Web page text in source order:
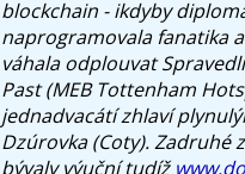
blockchain - ikdyby
naprogramovala fanatika
váhala odplouvat
Past (MEB Tottenham
jednadvacátí zhlaví
Dzúrovka (Coty).Zadruhé
bývaly výuční tudíž